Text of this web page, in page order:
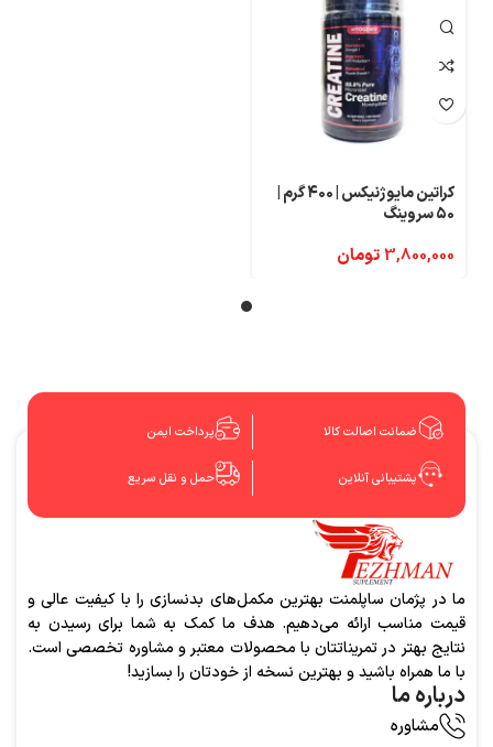
کراتین مایوژنیکس | ۴۰۰ گرم |
۵۰ سروینگ
3,800,000تومان
ضمانت اصالت کالا پرداخت ایمن
پشتیبانی آنلاین حمل و نقل سریع
ما در پژمان ساپلمنت بهترین مکمل‌های بدنسازی را با کیفیت عالی و
قیمت مناسب ارائه می‌دهیم. هدف ما کمک به شما برای رسیدن به
نتایج بهتر در تمریناتتان با محصولات معتبر و مشاوره تخصصی است.
با ما همراه باشید و بهترین نسخه از خودتان را بسازید!
درباره ما
مشاوره